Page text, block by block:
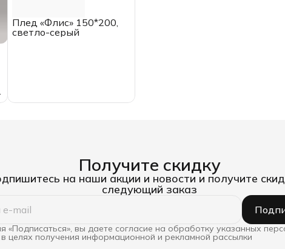
Плед «Флис» 150*200,
светло-серый
Получите скидку
на наши акции и новости и получите
следующий заказ
«Подписаться», вы даете согласие на обработку указанных
целях получения информационной и рекламной рассылки